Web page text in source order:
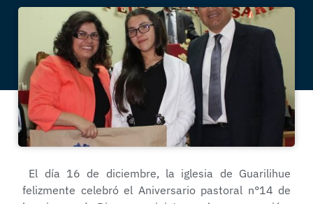
El día 16 de diciembre, la iglesia de Guarilihue
felizmente celebró el Aniversario pastoral n°14 de